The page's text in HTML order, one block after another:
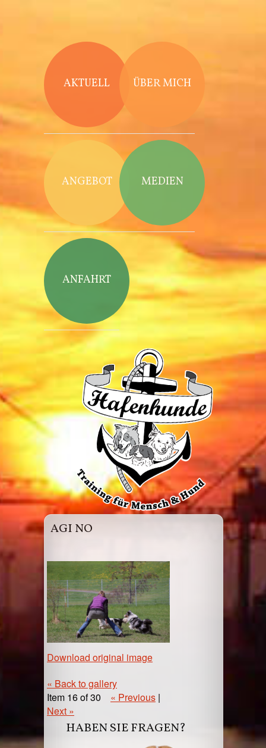
AKTUELL ÜBER MICH
ANGEBOT MEDIEN
ANFAHRT
Hafenhunde
AGI NO
Download original image
« Back to gallery
Item 16 of 30
« Previous |
Next »
HABEN SIE FRAGEN?